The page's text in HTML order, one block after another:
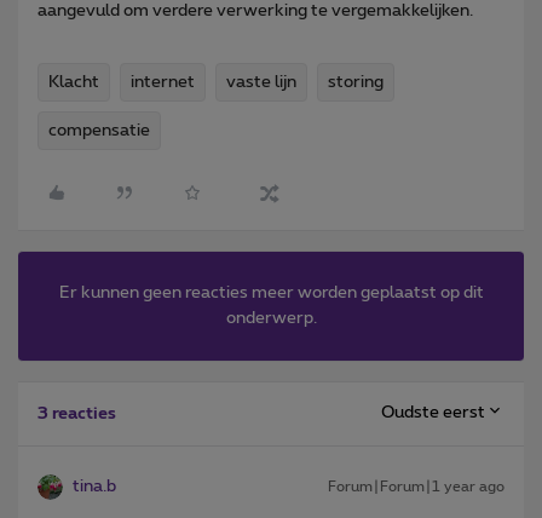
aangevuld om verdere verwerking te vergemakkelijken.
Klacht internet vaste lijn storing
compensatie
Er kunnen geen reacties meer worden geplaatst op dit
onderwerp.
3 reacties Oudste eerst
tina.b Forum|Forum|1 year ago